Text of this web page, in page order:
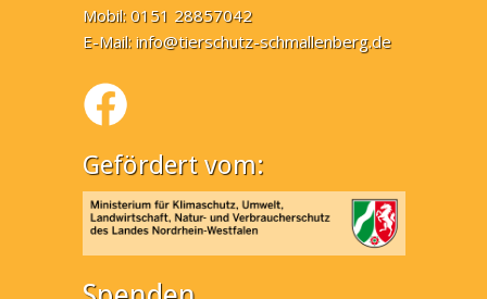
Mobil: 0151 28857042
E-Mail:info@tierschutz-schmallenberg.de
Gefördert vom: